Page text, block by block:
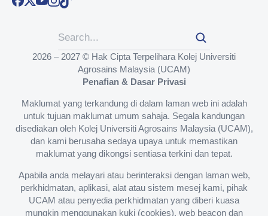
2026 – 2027 © Hak Cipta Terpelihara Kolej Universiti
Agrosains Malaysia (UCAM)
Penafian & Dasar Privasi
Maklumat yang terkandung di dalam laman web ini adalah
untuk tujuan maklumat umum sahaja. Segala kandungan
disediakan oleh Kolej Universiti Agrosains Malaysia (UCAM),
dan kami berusaha sedaya upaya untuk memastikan
maklumat yang dikongsi sentiasa terkini dan tepat.
Apabila anda melayari atau berinteraksi dengan laman web,
perkhidmatan, aplikasi, alat atau sistem mesej kami, pihak
UCAM atau penyedia perkhidmatan yang diberi kuasa
mungkin menggunakan kuki (cookies), web beacon dan